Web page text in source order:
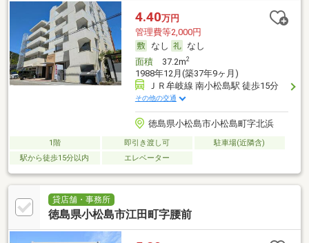
4.40万円
管理費等2,000円
なし
なし
面積37.2m2
1988年12月(築37年9ヶ月)
ＪＲ牟岐線 南小松島駅 徒歩15分
その他の交通
徳島県小松島市小松島町字北浜
1階 即引き渡し可
駐車場(近隣含)
駅から徒歩15分以内
エレベーター
貸店舗・事務所
徳島県小松島市江田町字腰前